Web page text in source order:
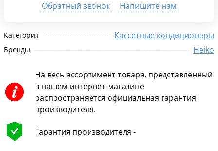
Категория Кассетные кондиционеры
Бренды Heiko
На весь ассортимент товара, представленный
в нашем интернет-магазине
распространяется официальная гарантия
производителя.
Гарантия производителя -
Обратный звонок
Напишите нам